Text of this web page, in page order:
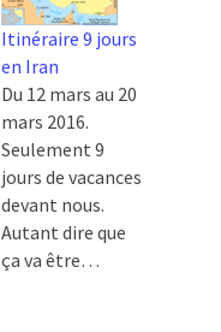
Itinéraire 9 jours
en Iran
Du 12 mars au 20
mars 2016.
Seulement 9
jours de vacances
devant nous.
Autant dire que
ça va être…